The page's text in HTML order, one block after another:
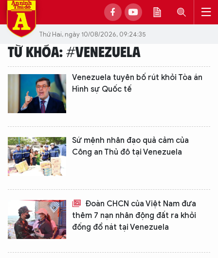
Thứ Hai, ngày 10/08/2026, 09:24:35
TỪ KHÓA: #VENEZUELA
Venezuela tuyên bố rút khỏi Tòa án
Hình sự Quốc tế
Sứ mệnh nhân đạo quả cảm của
Công an Thủ đô tại Venezuela
Đoàn CHCN của Việt Nam đưa
thêm 7 nạn nhân động đất ra khỏi
đống đổ nát tại Venezuela